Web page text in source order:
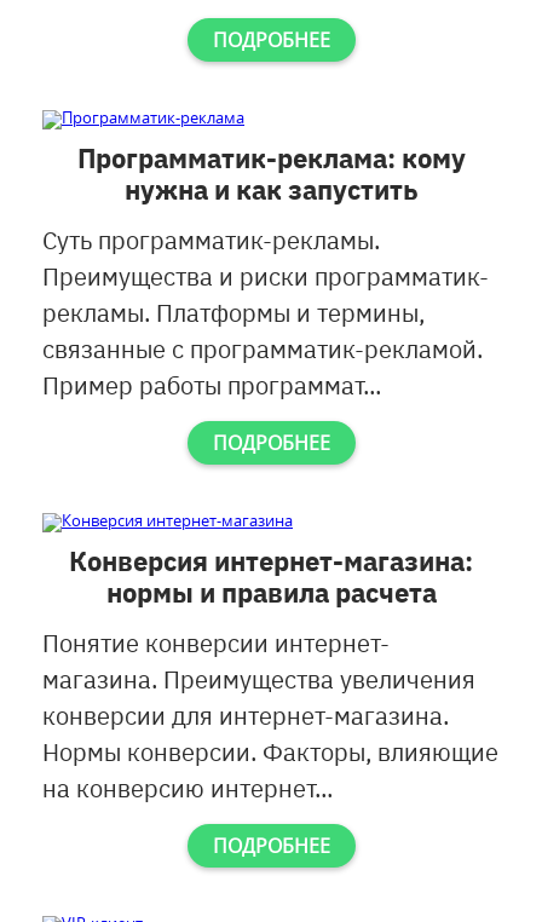
ПОДРОБНЕЕ
Программатик-реклама: кому
нужна и как запустить
Суть программатик-рекламы.
Преимущества и риски программатик-
рекламы. Платформы и термины,
связанные с программатик-рекламой.
Пример работы программат...
ПОДРОБНЕЕ
Конверсия интернет-магазина:
нормы и правила расчета
Понятие конверсии интернет-
магазина. Преимущества увеличения
конверсии для интернет-магазина.
Нормы конверсии. Факторы, влияющие
на конверсию интернет...
ПОДРОБНЕЕ